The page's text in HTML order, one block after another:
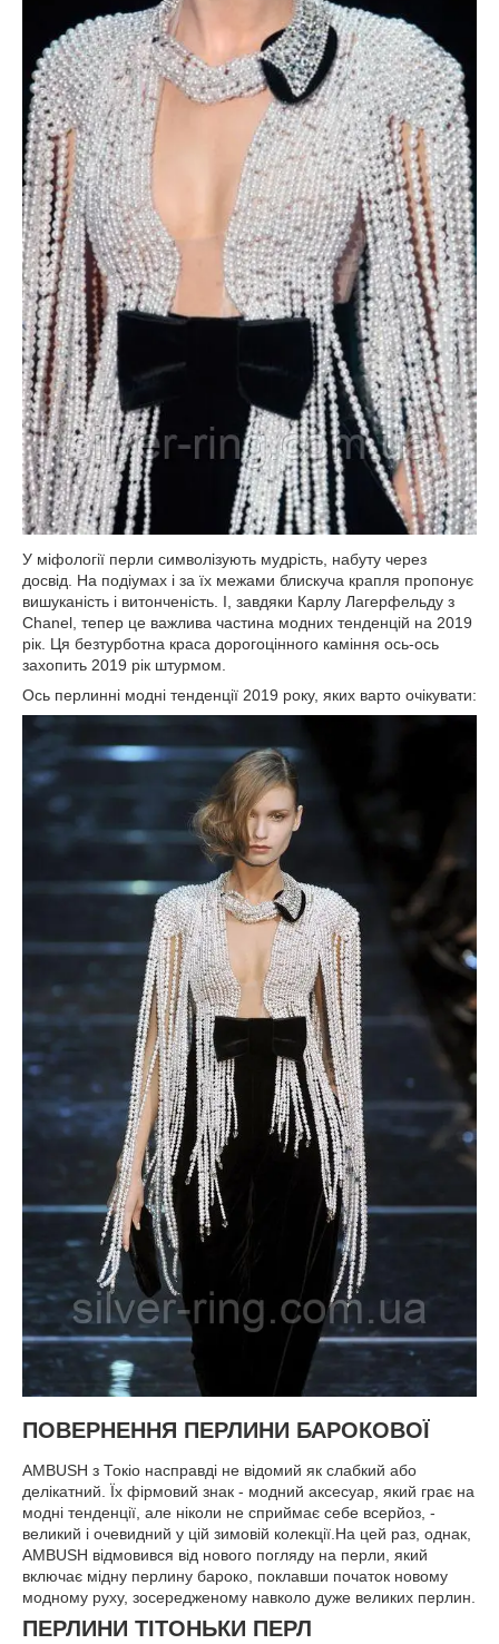
У міфології перли символізують мудрість, набуту через
досвід. На подіумах і за їх межами блискуча крапля пропонує
вишуканість і витонченість. І, завдяки Карлу Лагерфельду з
Chanel, тепер це важлива частина модних тенденцій на 2019
рік. Ця безтурботна краса дорогоцінного каміння ось-ось
захопить 2019 рік штурмом.
Ось перлинні модні тенденції 2019 року, яких варто очікувати:
ПОВЕРНЕННЯ ПЕРЛИНИ БАРОКОВОЇ
AMBUSH з Токіо насправді не відомий як слабкий або
делікатний. Їх фірмовий знак - модний аксесуар, який грає на
модні тенденції, але ніколи не сприймає себе всерйоз, -
великий і очевидний у цій зимовій колекції.На цей раз, однак,
AMBUSH відмовився від нового погляду на перли, який
включає мідну перлину бароко, поклавши початок новому
модному руху, зосередженому навколо дуже великих перлин.
ПЕРЛИНИ ТІТОНЬКИ ПЕРЛ